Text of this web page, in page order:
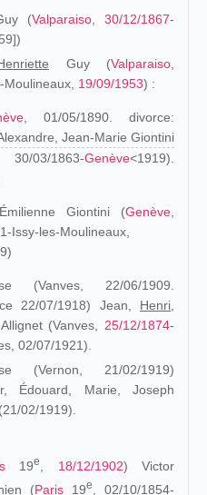
(Valparaiso 30/12/1867-
Guy (Valparaiso
19/09/1953) :
, 01/05/1890. divorce:
Jean-Marie Giontini
03/1863-Genève<1919).
Giontini (Genève
Issy-les-Moulineaux,
(Vanves, 22/06/1909.
22/07/1918) Jean, Henri,
(Vanves, 25/12/1874-
02/07/1921).
(Vernon, 21/02/1919)
Édouard, Marie, Joseph
02/1919).
19e 18/12/1902) Victor
(Paris 19e
, 02/10/1854-